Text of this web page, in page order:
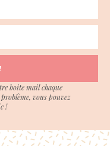
boite mail chaque
vous pouvez
!